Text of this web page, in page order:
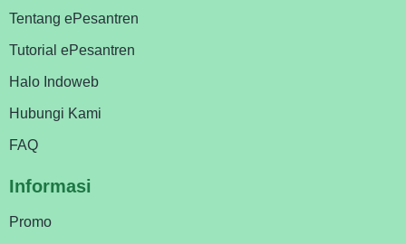
Tentang ePesantren
Tutorial ePesantren
Halo Indoweb
Hubungi Kami
FAQ
Informasi
Promo